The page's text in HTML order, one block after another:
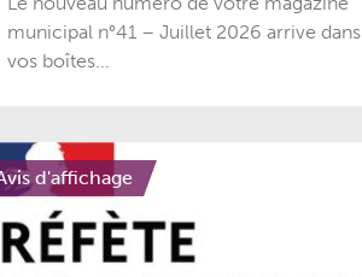
municipal n°41 – Juillet 2026 arrive dans
vos boîtes...
d'affichage